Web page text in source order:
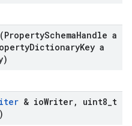
(PropertySchemaHandle a
DictionaryKey a
& ioWriter, uint8 t